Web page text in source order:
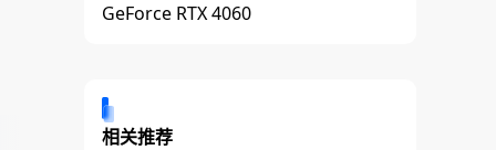
GeForce RTX 4060
相关推荐